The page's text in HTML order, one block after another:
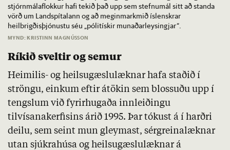
stjórnmálaflokkur hafi tekið það upp sem stefnumál sitt að standa
vörð um Landspítalann og að meginmarkmið íslenskrar
heilbrigðisþjónustu séu „pólitískir munaðarleysingjar“.
MYND: KRISTINN MAGNÚSSON
Ríkið sveltir og semur
Heimilis- og heilsugæslulæknar hafa staðið í
ströngu, einkum eftir átökin sem blossuðu upp í
tengslum við fyrirhugaða innleiðingu
tilvísanakerfisins árið 1995. Þar tókust á í harðri
deilu, sem seint mun gleymast, sérgreinalæknar
utan sjúkrahúsa og heilsugæslulæknar á